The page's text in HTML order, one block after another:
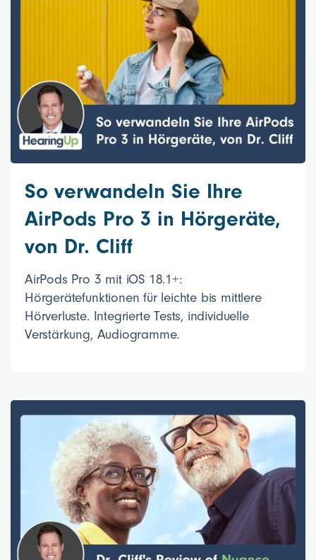
So verwandeln Sie Ihre
AirPods Pro 3 in Hörgeräte,
von Dr. Cliff
AirPods Pro 3 mit iOS 18.1+:
Hörgerätefunktionen für leichte bis mittlere
Hörverluste. Integrierte Tests, individuelle
Verstärkung, Audiogramme.